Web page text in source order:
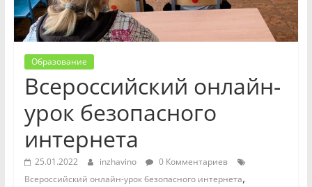
Образование
Всероссийский онлайн-
урок безопасного
интернета
25.01.2022 inzhavino
0 Комментариев
Всероссийский онлайн-урок безопасного интернета,